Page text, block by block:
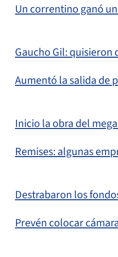
Un correntino ganó
Gaucho Gil:
Aumentó la salida de
Inicio la obra del
Remises: algunas
Destrabaron los
Prevén colocar